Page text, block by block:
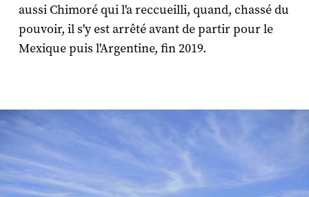
aussi Chimoré qui l'a reccueilli, quand, chassé du
pouvoir, il s'y est arrêté avant de partir pour le
Mexique puis l'Argentine, fin 2019.